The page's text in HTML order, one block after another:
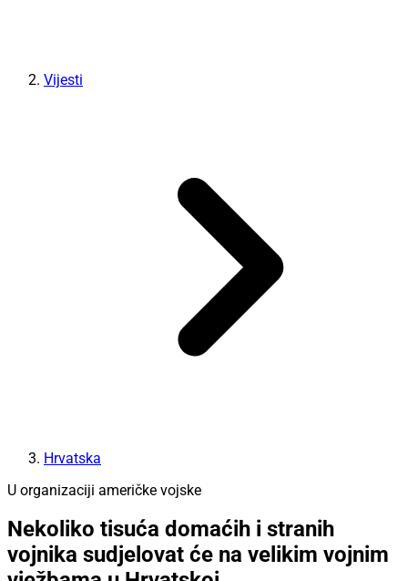
Vijesti
Hrvatska
U organizaciji američke vojske
Nekoliko tisuća domaćih i stranih
vojnika sudjelovat će na velikim vojnim